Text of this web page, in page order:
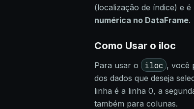
(localização de índice) e é
numérica no DataFrame.
Como Usar o iloc
Para usar o iloc , você
dos dados que deseja
linha é a linha 0, a
também para colunas.